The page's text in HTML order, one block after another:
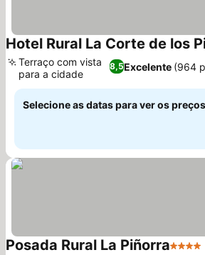
Hotel Rural La Corte de los
8,5Excelente (964
Terraço com vista
para a cidade
Selecione as datas para ver os
Posada Rural La Piñorra